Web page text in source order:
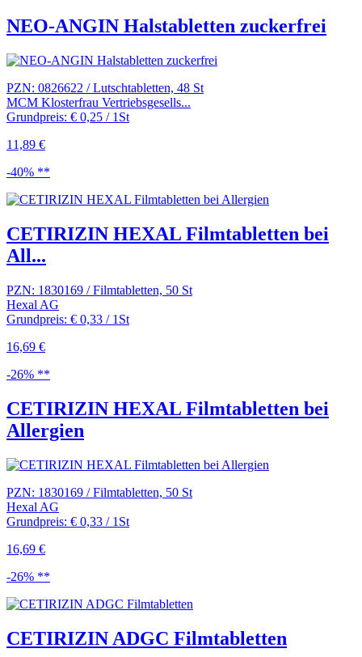
NEO-ANGIN Halstabletten zuckerfrei
PZN: 0826622 / Lutschtabletten, 48 St
MCM Klosterfrau Vertriebsgesells...
Grundpreis: € 0,25 / 1St
11,89 €
-40% **
CETIRIZIN HEXAL Filmtabletten bei
All...
PZN: 1830169 / Filmtabletten, 50 St
Hexal AG
Grundpreis: € 0,33 / 1St
16,69 €
-26% **
CETIRIZIN HEXAL Filmtabletten bei
Allergien
PZN: 1830169 / Filmtabletten, 50 St
Hexal AG
Grundpreis: € 0,33 / 1St
16,69 €
-26% **
CETIRIZIN ADGC Filmtabletten